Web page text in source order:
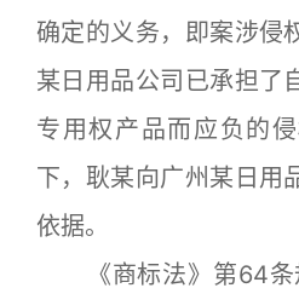
确定的义务，即案涉侵
某日用品公司已承担了
专用权产品而应负的
下，耿某向广州某日用
依据。
《商标法》第64条